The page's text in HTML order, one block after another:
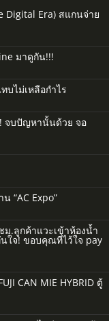
Digital Era) สแกนจ่าย
มาดูกัน!!!
บไม่เหลือกำไร
จบปัญหานั้นด้วย จอ
“AC Expo”
ม.ลูกค้าแวะเข้าห้องน้ำ
ใจ! ขอบคุณที่ไว้ใจ pay
CAN MIE HYBRID ตู้